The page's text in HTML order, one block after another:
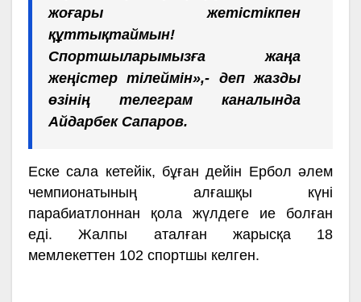
жоғары жетістікпен
құттықтаймын!
Спортшыларымызға жаңа
жеңістер тілеймін»,- деп жазды
өзінің телеграм каналында
Айдарбек Сапаров.
Еске сала кетейік, бұған дейін Ербол әлем
чемпионатының алғашқы күні
парабиатлоннан қола жүлдеге ие болған
еді. Жалпы аталған жарысқа 18
мемлекеттен 102 спортшы келген.